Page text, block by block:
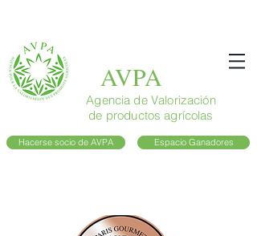
AVPA
Agencia de Valorización
de productos agrícolas
Hacerse socio de AVPA Espacio Ganadores